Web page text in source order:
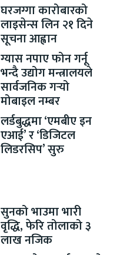
घरजग्गा कारोबारको
लाइसेन्स लिन २१ दिने
सूचना आह्वान
ग्यास नपाए फोन गर्नू
भन्दै उद्योग मन्त्रालयले
सार्वजनिक गर्‍यो
मोबाइल नम्बर
लर्डबुद्धमा ‘एमबीए इन
एआई’ र ‘डिजिटल
लिडरसिप’ सुरु
सुनको भाउमा भारी
वृद्धि, फेरि तोलाको ३
लाख नजिक